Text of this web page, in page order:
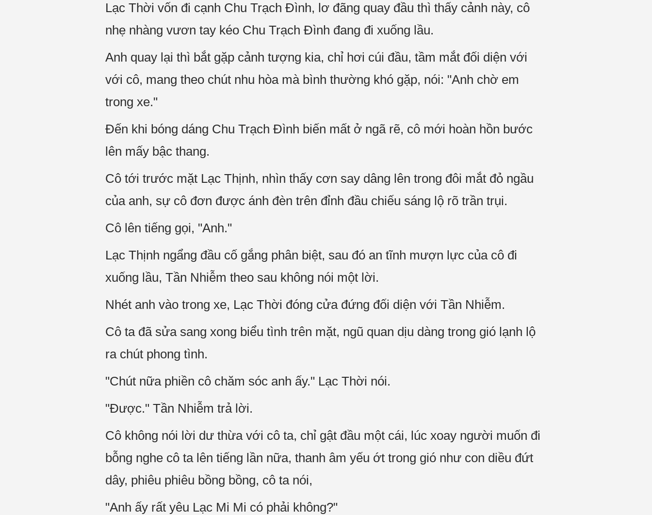
Lạc Thời vốn đi cạnh Chu Trạch Đình, lơ đãng quay đầu thì thấy cảnh này, cô
nhẹ nhàng vươn tay kéo Chu Trạch Đình đang đi xuống lầu.
Anh quay lại thì bắt gặp cảnh tượng kia, chỉ hơi cúi đầu, tầm mắt đối diện với
với cô, mang theo chút nhu hòa mà bình thường khó gặp, nói: "Anh chờ em
trong xe."
Đến khi bóng dáng Chu Trạch Đình biến mất ở ngã rẽ, cô mới hoàn hồn bước
lên mấy bậc thang.
Cô tới trước mặt Lạc Thịnh, nhìn thấy cơn say dâng lên trong đôi mắt đỏ ngầu
của anh, sự cô đơn được ánh đèn trên đỉnh đầu chiếu sáng lộ rõ trần trụi.
Cô lên tiếng gọi, "Anh."
Lạc Thịnh ngẩng đầu cố gắng phân biệt, sau đó an tĩnh mượn lực của cô đi
xuống lầu, Tần Nhiễm theo sau không nói một lời.
Nhét anh vào trong xe, Lạc Thời đóng cửa đứng đối diện với Tần Nhiễm.
Cô ta đã sửa sang xong biểu tình trên mặt, ngũ quan dịu dàng trong gió lạnh lộ
ra chút phong tình.
"Chút nữa phiền cô chăm sóc anh ấy." Lạc Thời nói.
"Được." Tần Nhiễm trả lời.
Cô không nói lời dư thừa với cô ta, chỉ gật đầu một cái, lúc xoay người muốn đi
bỗng nghe cô ta lên tiếng lần nữa, thanh âm yếu ớt trong gió như con diều đứt
dây, phiêu phiêu bồng bồng, cô ta nói,
"Anh ấy rất yêu Lạc Mi Mi có phải không?"